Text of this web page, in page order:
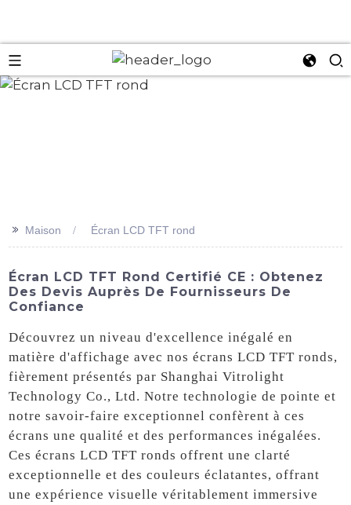
>> Maison Écran LCD TFT rond
Écran LCD TFT Rond Certifié CE : Obtenez
Des Devis Auprès De Fournisseurs De
Confiance
Découvrez un niveau d'excellence inégalé en
matière d'affichage avec nos écrans LCD TFT ronds,
fièrement présentés par Shanghai Vitrolight
Technology Co., Ltd. Notre technologie de pointe et
notre savoir-faire exceptionnel confèrent à ces
écrans une qualité et des performances inégalées.
Ces écrans LCD TFT ronds offrent une clarté
exceptionnelle et des couleurs éclatantes, offrant
une expérience visuelle véritablement immersive